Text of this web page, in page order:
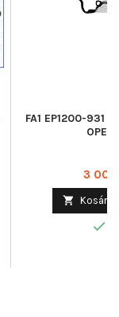
FA1 EP1200-931
OPEL
Ár
3 005
 Kosárba
